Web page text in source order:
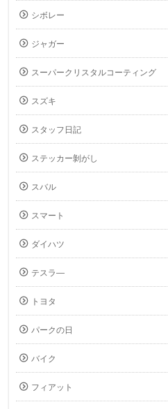
シボレー
ジャガー
スーパークリスタルコーティング
スズキ
スタッフ日記
ステッカー剝がし
スバル
スマート
ダイハツ
テスラ―
トヨタ
パークの日
バイク
フィアット